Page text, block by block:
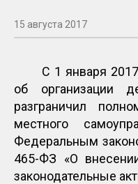
15 августа 2017
С 1 января
об организации
разграничил
местного
Федеральным
465-ФЗ «О
законодательные